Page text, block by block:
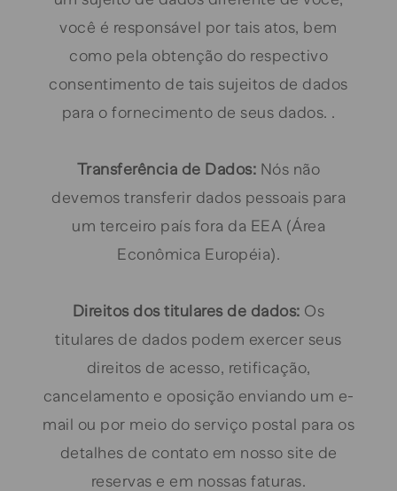
você é responsável por tais atos, bem
como pela obtenção do respectivo
consentimento de tais sujeitos de dados
para o fornecimento de seus dados. .
Transferência de Dados: Nós não
devemos transferir dados pessoais para
um terceiro país fora da EEA (Área
Econômica Européia).
Direitos dos titulares de dados: Os
titulares de dados podem exercer seus
direitos de acesso, retificação,
cancelamento e oposição enviando um e-
mail ou por meio do serviço postal para os
detalhes de contato em nosso site de
reservas e em nossas faturas.